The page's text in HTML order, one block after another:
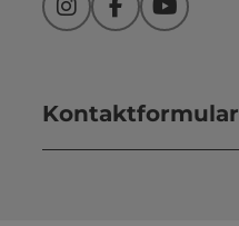
InstagramFacebookYouTube
Kontaktformular